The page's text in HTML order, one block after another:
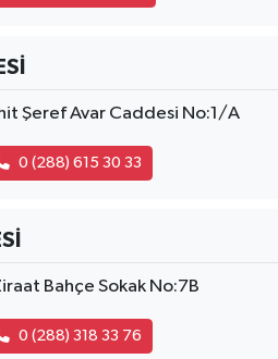
Şeref Avar Caddesi No:1/A
0 (288) 615 30 33
Bahçe Sokak No:7B
0 (288) 318 33 76